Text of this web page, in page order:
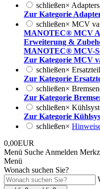
schließen×
Zur Kategorie
schließen× MCV
MANOTEC® MCV
Erweiterung &
MANOTEC® MCV-
Zur Kategorie MCV
schließen×
Zur Kategorie
schließen×
Zur Kategorie
schließen×
Zur Kategorie
schließen×
0,00EUR
Menü Suche Anmelden
Menü
Wonach suchen Sie?